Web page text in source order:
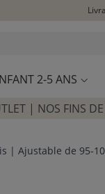
2-5 ANS
| NOS FINS
| Ajustable de 95-